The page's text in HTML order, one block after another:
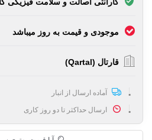
گارانتی اصالت و سلامت فیزیکی
موجودی و قیمت به روز میباشد
قارتال (Qartal)
آماده ارسال از انبار
ارسال حداکثر تا دو روز کاری